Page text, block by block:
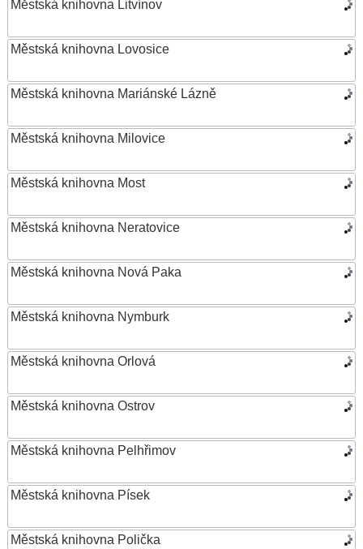
Městská knihovna Litvínov
Městská knihovna Lovosice
Městská knihovna Mariánské Lázně
Městská knihovna Milovice
Městská knihovna Most
Městská knihovna Neratovice
Městská knihovna Nová Paka
Městská knihovna Nymburk
Městská knihovna Orlová
Městská knihovna Ostrov
Městská knihovna Pelhřimov
Městská knihovna Písek
Městská knihovna Polička